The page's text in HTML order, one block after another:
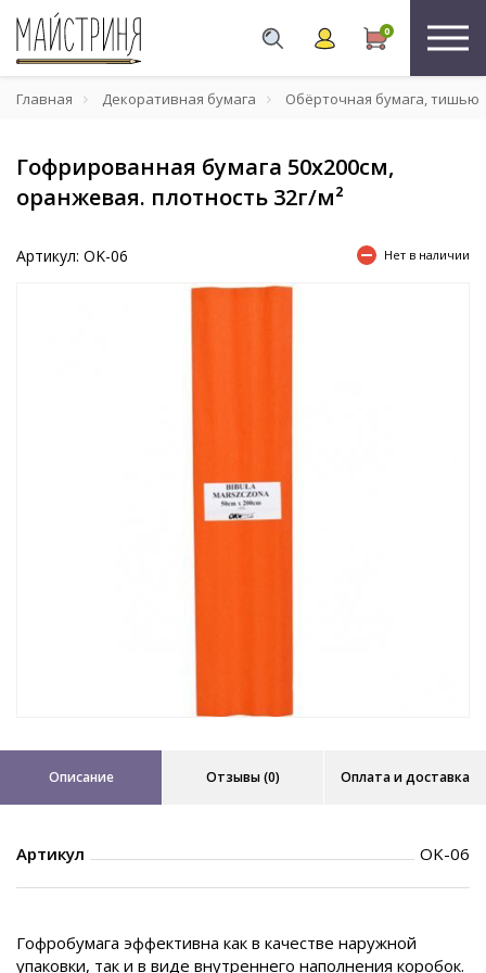
0
Главная Декоративная бумага Обёрточная бумага, тишью
Гофрированная бумага 50х200см,
оранжевая. плотность 32г/м²
Артикул: OK-06 Нет в наличии
Описание Отзывы (0) Оплата и доставка
Артикул OK-06
Гофробумага эффективна как в качестве наружной
упаковки, так и в виде внутреннего наполнения коробок.